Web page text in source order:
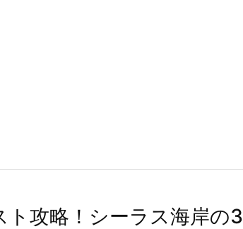
ト攻略！シーラス海岸の3